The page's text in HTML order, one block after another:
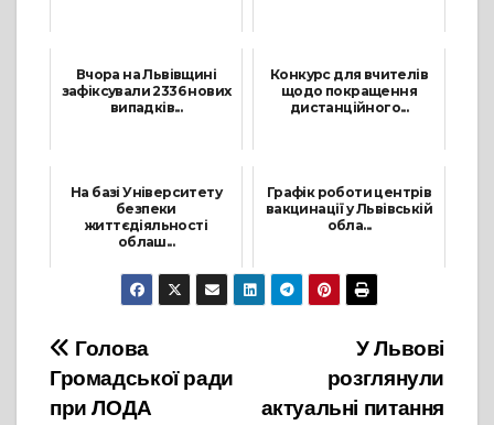
Вчора на Львівщині
зафіксували 2336 нових
випадків...
Конкурс для вчителів
щодо покращення
дистанційного...
На базі Університету
безпеки
життєдіяльності
облаш...
29 Листопада, 2021
Графік роботи центрів
вакцинації у Львівській
обла...
28 Грудня, 2021
Навігація
записів
У Львові
розглянули
актуальні питання
Голова
Громадської ради
при ЛОДА